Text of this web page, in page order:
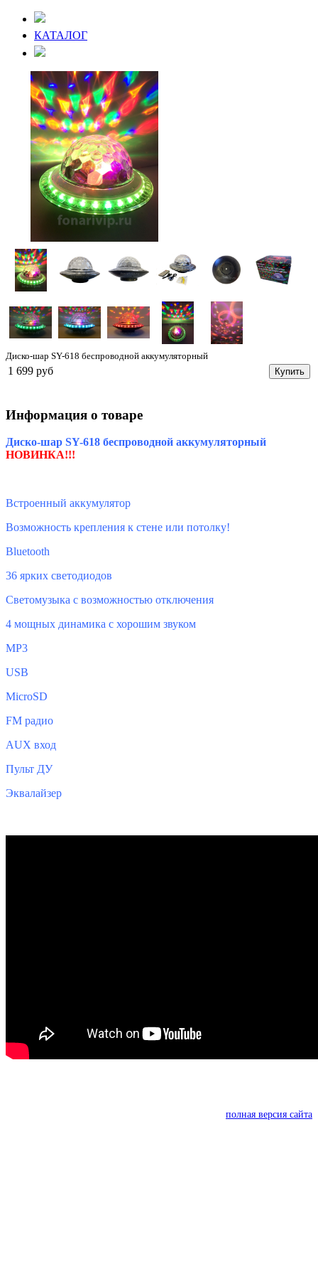
КАТАЛОГ
Диско-шар SY-618 беспроводной аккумуляторный
1 699 руб Купить
Информация о товаре
Диско-шар SY-618 беспроводной аккумуляторный
НОВИНКА!!!
Встроенный аккумулятор
Возможность крепления к стене или потолку!
Bluetooth
36 ярких светодиодов
Светомузыка с возможностью отключения
4 мощных динамика с хорошим звуком
MP3
USB
MicroSD
FM радио
AUX вход
Пульт ДУ
Эквалайзер
полная версия сайта